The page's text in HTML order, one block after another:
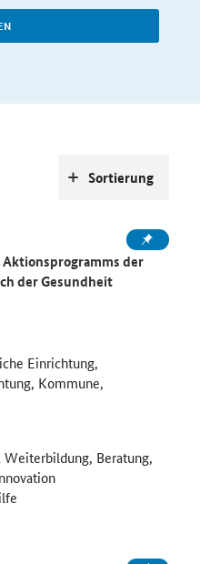
der
der Gesundheit
Einrichtung,
Kommune,
Weiterbildung, Beratung,
Sortierung